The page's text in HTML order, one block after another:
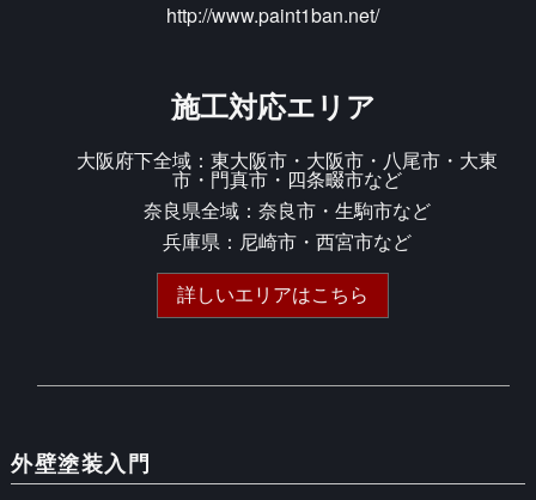
http://www.paint1ban.net/
施工対応エリア
大阪府下全域：東大阪市・大阪市・八尾市・大東
市・門真市・四条畷市など
奈良県全域：奈良市・生駒市など
兵庫県：尼崎市・西宮市など
詳しいエリアはこちら
外壁塗装入門